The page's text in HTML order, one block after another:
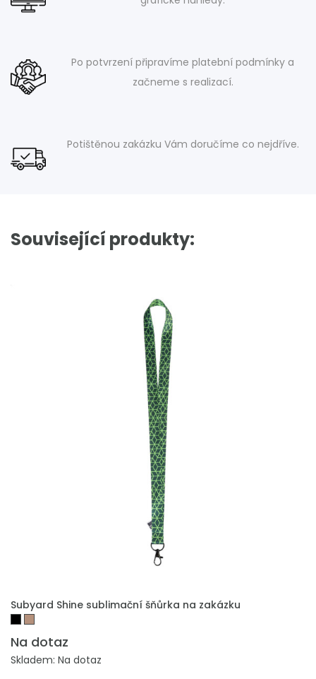
Po potvrzení připravíme platební podmínky a
začneme s realizací.
Potištěnou zakázku Vám doručíme co nejdříve.
Související produkty:
PŘIDAT DO POPTÁVKY
Subyard Shine sublimační šňůrka na zakázku
Na dotaz
Skladem: Na dotaz